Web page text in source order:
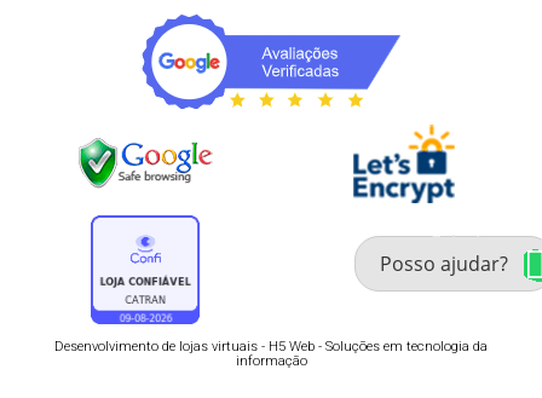
Desenvolvimento de lojas virtuais - H5 Web - Soluções em tecnologia da
informação
Fale com um especialista
enxoval